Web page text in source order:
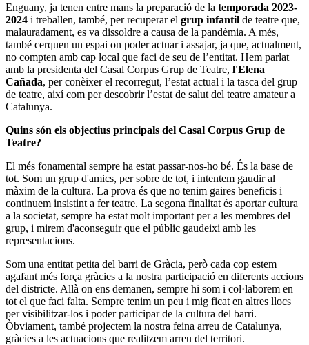
Enguany, ja tenen entre mans la preparació de la temporada 2023-
2024 i treballen, també, per recuperar el grup infantil de teatre que,
malauradament, es va dissoldre a causa de la pandèmia. A més,
també cerquen un espai on poder actuar i assajar, ja que, actualment,
no compten amb cap local que faci de seu de l’entitat. Hem parlat
amb la presidenta del Casal Corpus Grup de Teatre, l'Elena
Cañada, per conèixer el recorregut, l’estat actual i la tasca del grup
de teatre, així com per descobrir l’estat de salut del teatre amateur a
Catalunya.
Quins són els objectius principals del Casal Corpus Grup de
Teatre?
El més fonamental sempre ha estat passar-nos-ho bé. És la base de
tot. Som un grup d'amics, per sobre de tot, i intentem gaudir al
màxim de la cultura. La prova és que no tenim gaires beneficis i
continuem insistint a fer teatre. La segona finalitat és aportar cultura
a la societat, sempre ha estat molt important per a les membres del
grup, i mirem d'aconseguir que el públic gaudeixi amb les
representacions.
Som una entitat petita del barri de Gràcia, però cada cop estem
agafant més força gràcies a la nostra participació en diferents accions
del districte. Allà on ens demanen, sempre hi som i col·laborem en
tot el que faci falta. Sempre tenim un peu i mig ficat en altres llocs
per visibilitzar-los i poder participar de la cultura del barri.
Òbviament, també projectem la nostra feina arreu de Catalunya,
gràcies a les actuacions que realitzem arreu del territori.